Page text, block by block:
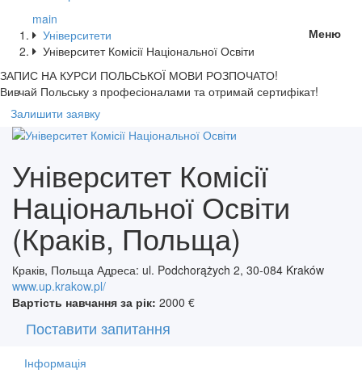
Меню
main
Університети
Університет Комісії Національної Освіти
ЗАПИС НА КУРСИ ПОЛЬСЬКОЇ МОВИ РОЗПОЧАТО!
Вивчай Польську з професіоналами та отримай сертифікат!
Залишити заявку
Університет Комісії
Національної Освіти
(Краків, Польща)
Краків, Польща Адреса: ul. Podchorążych 2, 30-084 Kraków
www.up.krakow.pl/
Вартість навчання за рік: 2000 €
Поставити запитання
Інформація